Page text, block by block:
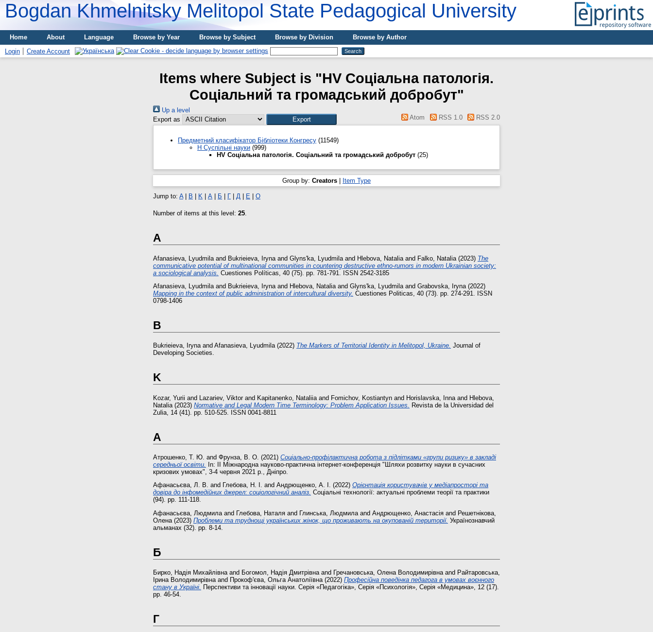
Bogdan Khmelnitsky Melitopol State Pedagogical University
Home About Language Browse by Year Browse by Subject Browse by Division
Browse by Author
Login
Create Account
Items where Subject is "HV Соціальна патологія.
Соціальний та громадський добробут"
Up a level
Export as
Atom RSS 1.0 RSS 2.0
Предметний класифікатор Бібліотеки Конгресу (11549)
H Суспільні науки (999)
HV Соціальна патологія. Соціальний та громадський добробут (25)
Group by: Creators Item Type
Jump to: A| B K А Б Г Д Е О
Number of items at this level: 25.
A
Afanasieva, Lyudmila and Bukrieieva, Iryna and Glyns'ka, Lyudmila and Hlebova, Natalia and Falko, Natalia (2023) The
communicative potential of multinational communities in countering destructive ethno-rumors in modern Ukrainian society:
a sociological analysis. Cuestiones Políticas, 40 (75). pp. 781-791. ISSN 2542-3185
Afanasieva, Lyudmilaand Bukrieieva, Irynaand Hlebova, Nataliaand Glyns'ka, Lyudmilaand Grabovska, Iryna(2022)
Mapping in the context of public administration of intercultural diversity. Cuestiones Politicas, 40 (73). pp. 274-291. ISSN
0798-1406
B
Bukrieieva, Irynaand Afanasieva, Lyudmila(2022) The Markers of Territorial Identity in Melitopol, Ukraine. Journal of
Developing Societies.
K
Kozar, Yurii and Lazariev, Viktorand Kapitanenko, Nataliia and Fomichov, Kostiantyn and Horislavska, Inna and Hlebova,
Natalia (2023) Normative and Legal Modern Time Terminology: Problem Application Issues.
Revista de la Universidad del
Zulia, 14 (41). pp. 510-525. ISSN 0041-8811
А
Атрошенко, Т. Ю. and Фрунза, В. О. (2021) Соціально-профілактична робота з підлітками «групи ризику» в закладі
середньої освіти. In: II Міжнародна науково-практична інтернет-конференція "Шляхи розвитку науки в сучасних
кризових умовах", 3-4 червня 2021 р., Дніпро.
Афанасьєва, Л. В. and Глебова, Н. І. and Андрющенко, А. І. (2022) Орієнтація користувачів у медіапросторі та
довіра до інфомедійних джерел: соціологічний аналіз. Соціальні технології: актуальні проблеми теорії та практики
(94). pp. 111-118.
Афанасьєва, Людмилаand Глебова, Наталя and Глинська, Людмилаand Андрющенко, Анастасія and Решетнікова,
Олена(2023) Пpоблеми та труднощі українських жінок, що проживають на окупованій території. Українознавчий
альманах (32). pp. 8-14.
Б
Бирко, Надія Михайлівнаand Богомол, Надія Дмитрівнаand Гречановська, Олена Володимирівнаand Райтаровська,
Ірина Володимирівнаand Прокоф'єва, Ольга Анатоліївна(2022) Професійна поведінка педагога в умовах воєнного
стану в Україні. Перспективи та інновації науки. Серія «Педагогіка», Серія «Психологія», Серія «Медицина», 12 (17).
pp. 46-54.
Г